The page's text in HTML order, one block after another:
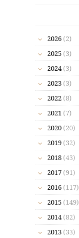
2026 (2)
2025 (3)
2024 (3)
2023 (3)
2022 (8)
2021 (7)
2020 (20)
2019 (32)
2018 (43)
2017 (91)
2016 (117)
2015 (149)
2014 (82)
2013 (33)